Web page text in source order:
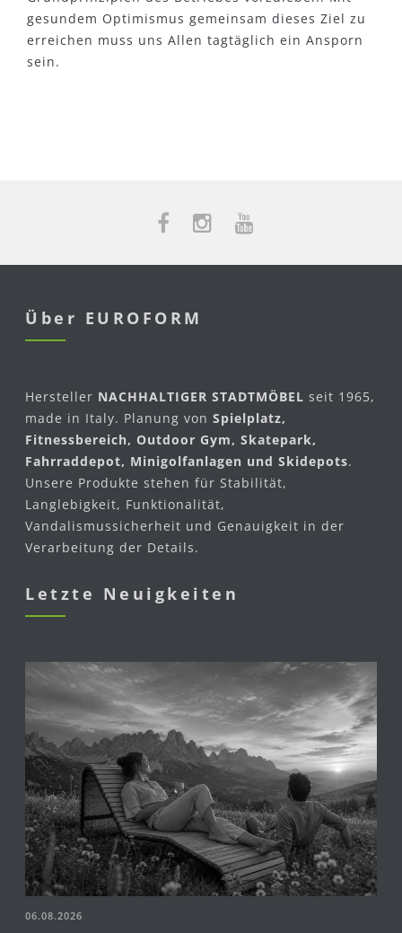
gesundem Optimismus gemeinsam dieses Ziel zu
erreichen muss uns Allen tagtäglich ein Ansporn
sein.
Über EUROFORM
Hersteller NACHHALTIGER STADTMÖBEL seit 1965,
made in Italy. Planung von Spielplatz,
Fitnessbereich, Outdoor Gym, Skatepark,
Fahrraddepot, Minigolfanlagen und Skidepots.
Unsere Produkte stehen für Stabilität,
Langlebigkeit, Funktionalität,
Vandalismussicherheit und Genauigkeit in der
Verarbeitung der Details.
Letzte Neuigkeiten
06.08.2026